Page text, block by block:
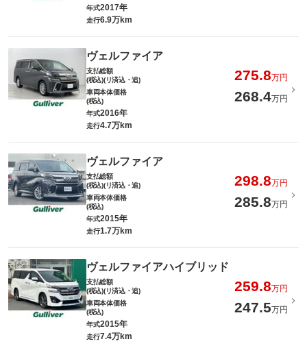
年式2017年
走行6.9万km
ヴェルファイア
支払総額
(税込)(リ済込・追)
275.8万円
車両本体価格
(税込)
268.4万円
年式2016年
走行4.7万km
ヴェルファイア
支払総額
(税込)(リ済込・追)
298.8万円
車両本体価格
(税込)
285.8万円
年式2015年
走行1.7万km
ヴェルファイアハイブリッド
支払総額
(税込)(リ済込・追)
259.8万円
車両本体価格
(税込)
247.5万円
年式2015年
走行7.4万km